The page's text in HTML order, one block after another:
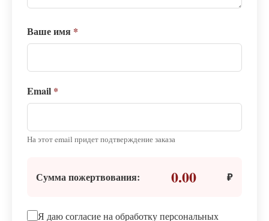
Ваше имя *
Email *
На этот email придет подтверждение заказа
Сумма пожертвования: 0.00 ₽
Я даю согласие на обработку персональных